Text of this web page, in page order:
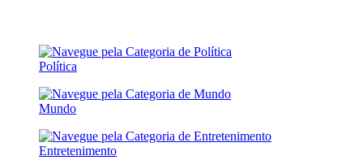
Política
Mundo
Entretenimento